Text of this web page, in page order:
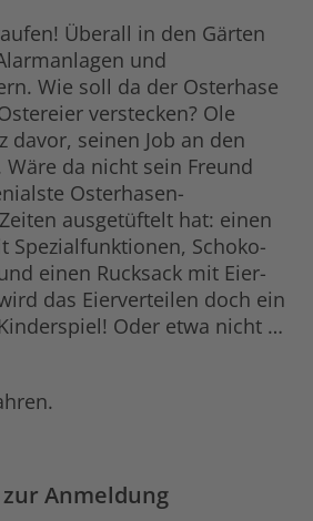
Überall in den Gärten
und
Wie soll da der Osterhase
verstecken? Ole
davor, seinen Job an den
Wäre da nicht sein Freund
Osterhasen-
ausgetüftelt hat: einen
Spezialfunktionen, Schoko-
einen Rucksack mit Eier-
das Eierverteilen doch ein
Oder etwa nicht …
Anmeldung